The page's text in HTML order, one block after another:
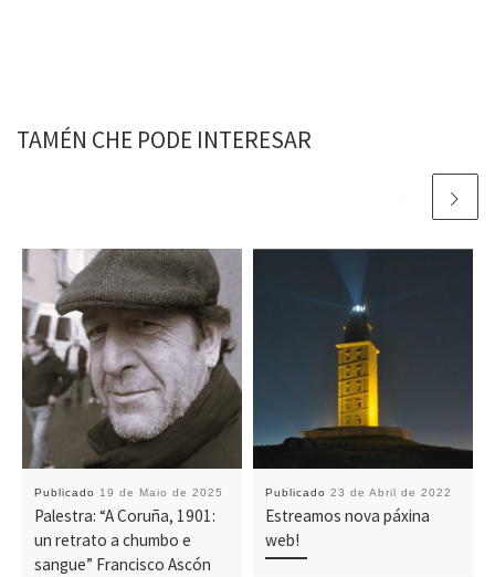
TAMÉN CHE PODE INTERESAR
Publicado 19 de Maio de 2025
Palestra: “A Coruña, 1901:
un retrato a chumbo e
sangue” Francisco Ascón
Publicado 23 de Abril de 2022
Estreamos nova páxina
web!